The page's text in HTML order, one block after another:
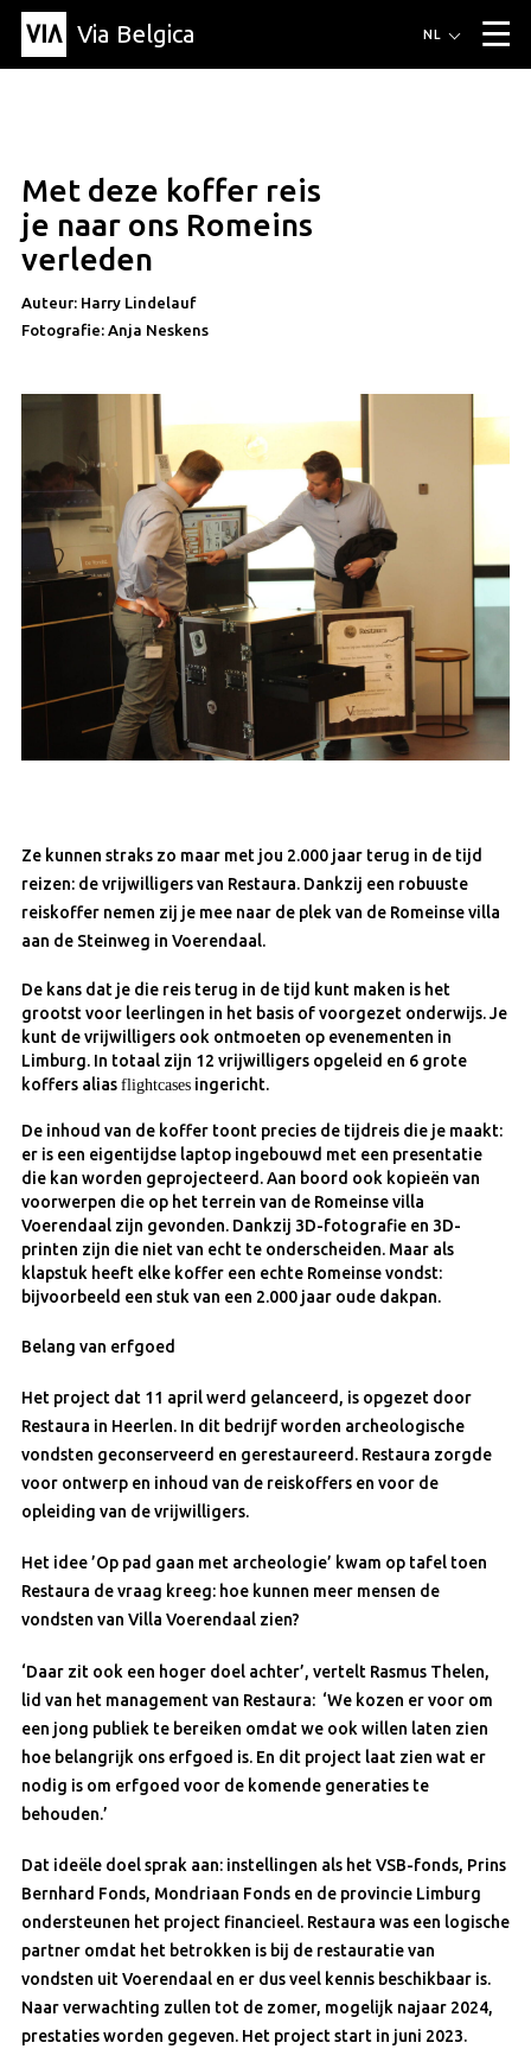
Via Belgica ▼
Artikel
Educatie
Recept
Vrienden
Over Via Belgica
NL
Met deze koffer reis
je naar ons Romeins
verleden
Auteur: Harry Lindelauf
Fotografie: Anja Neskens
Ze kunnen straks zo maar met jou 2.000 jaar terug in de tijd
reizen: de vrijwilligers van Restaura. Dankzij een robuuste
reiskoffer nemen zij je mee naar de plek van de Romeinse villa
aan de Steinweg in Voerendaal.
De kans dat je die reis terug in de tijd kunt maken is het
grootst voor leerlingen in het basis of voorgezet onderwijs. Je
kunt de vrijwilligers ook ontmoeten op evenementen in
Limburg. In totaal zijn 12 vrijwilligers opgeleid en 6 grote
koffers alias flightcases ingericht.
De inhoud van de koffer toont precies de tijdreis die je maakt:
er is een eigentijdse laptop ingebouwd met een presentatie
die kan worden geprojecteerd. Aan boord ook kopieën van
voorwerpen die op het terrein van de Romeinse villa
Voerendaal zijn gevonden. Dankzij 3D-fotografie en 3D-
printen zijn die niet van echt te onderscheiden. Maar als
klapstuk heeft elke koffer een echte Romeinse vondst:
bijvoorbeeld een stuk van een 2.000 jaar oude dakpan.
Belang van erfgoed
Het project dat 11 april werd gelanceerd, is opgezet door
Restaura in Heerlen. In dit bedrijf worden archeologische
vondsten geconserveerd en gerestaureerd. Restaura zorgde
voor ontwerp en inhoud van de reiskoffers en voor de
opleiding van de vrijwilligers.
Het idee ’Op pad gaan met archeologie’ kwam op tafel toen
Restaura de vraag kreeg: hoe kunnen meer mensen de
vondsten van Villa Voerendaal zien?
‘Daar zit ook een hoger doel achter’, vertelt Rasmus Thelen,
lid van het management van Restaura: ‘We kozen er voor om
een jong publiek te bereiken omdat we ook willen laten zien
hoe belangrijk ons erfgoed is. En dit project laat zien wat er
nodig is om erfgoed voor de komende generaties te
behouden.’
Dat ideële doel sprak aan: instellingen als het VSB-fonds, Prins
Bernhard Fonds, Mondriaan Fonds en de provincie Limburg
ondersteunen het project financieel. Restaura was een logische
partner omdat het betrokken is bij de restauratie van
vondsten uit Voerendaal en er dus veel kennis beschikbaar is.
Naar verwachting zullen tot de zomer, mogelijk najaar 2024,
prestaties worden gegeven. Het project start in juni 2023.